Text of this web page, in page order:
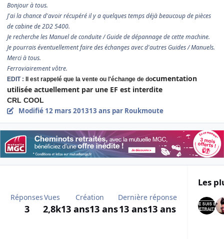
Bonjour à tous.
J'ai la chance d'avoir récupéré il y a quelques temps déjà beaucoup de pièces
de cabine de 2D2 5400.
Je recherche les Manuel de conduite / Guide de dépannage de cette machine.
Je pourrais éventuellement faire des échanges avec d'autres Guides / Manuels.
Merci à tous.
Ferroviairement vôtre.
EDIT : Il est rappelé que la vente ou l'échange de documentation
utilisée actuellement par une EF est interdite
CRL COOL
Modifié 12 mars 201313 ans par Roukmoute
Réponses
3
Vues
2,8k
Création
13 ans13 ans
Dernière réponse
13 ans13 ans
Les